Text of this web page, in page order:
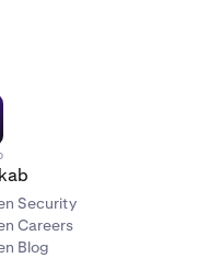
deres køb til
i en rullende 12-
investorer
Security
Careers
Blog